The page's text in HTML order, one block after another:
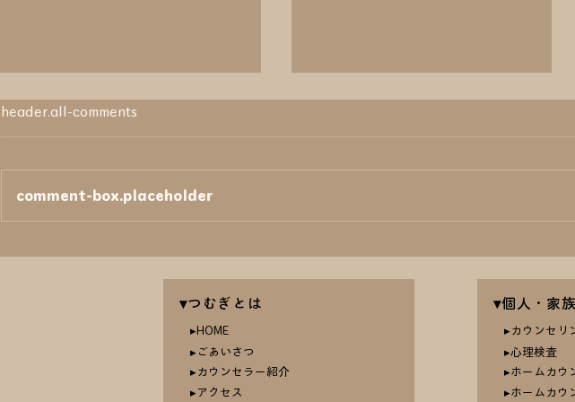
楽しみにしていた休日なの
オンラインとカウンセリン
header.all-comments
comment-box.placeholder
▾つむぎとは
​▸HOME
▸ごあいさつ
​▸カウンセラー紹介
▸アクセス
▾個人・家
▸カウンセリ
​▸心理検査
▸ホームカウ
▸ホームカウ